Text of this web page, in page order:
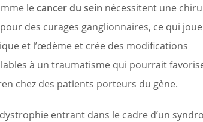
le cancer du sein nécessitent une
des curages ganglionnaires, ce qui
et l’œdème et crée des modifications
à un traumatisme qui pourrait
chez des patients porteurs du gène.
entrant dans le cadre d’un